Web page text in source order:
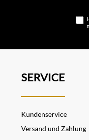
SERVICE
Kundenservice
Versand und Zahlung